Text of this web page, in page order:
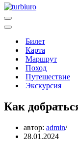
Меню
навигации
Меню
навигацииБилет
Карта
Маршрут
Поход
Путешествие
Экскурсия
Как
автор: admin
28.01.2024